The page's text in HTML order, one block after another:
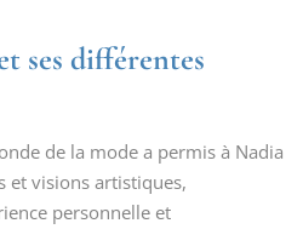
ses différentes
de la mode a permis à Nadia
et visions artistiques,
personnelle et